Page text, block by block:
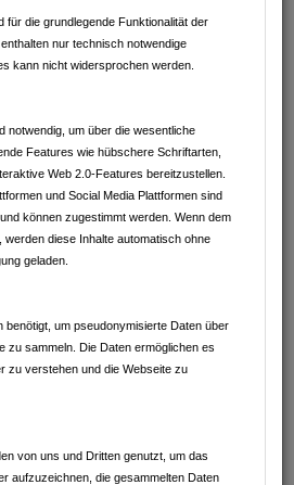
für die grundlegende Funktionalität der
nur technisch notwendige
kann nicht widersprochen werden.
notwendig, um über die wesentliche
Features wie hübschere Schriftarten,
Web 2.0-Features bereitzustellen.
und Social Media Plattformen sind
können zugestimmt werden. Wenn dem
diese Inhalte automatisch ohne
geladen.
benötigt, um pseudonymisierte Daten über
zu sammeln. Die Daten ermöglichen es
zu verstehen und die Webseite zu
von uns und Dritten genutzt, um das
aufzuzeichnen, die gesammelten Daten
(haftungsbeschränkt)